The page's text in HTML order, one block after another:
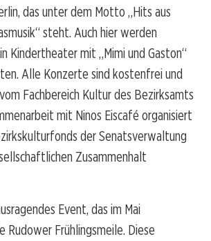
das unter dem Motto „Hits aus
steht. Auch hier werden
Kindertheater mit „Mimi und Gaston“
Alle Konzerte sind kostenfrei und
Fachbereich Kultur des Bezirksamts
mit Ninos Eiscafé organisiert
der Senatsverwaltung
Zusammenhalt
Event, das im Mai
Frühlingsmeile. Diese